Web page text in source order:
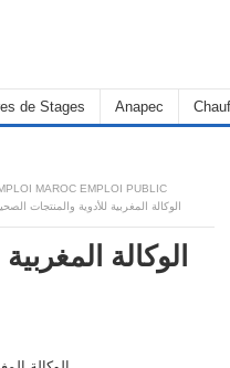
de Stages Anapec
MAROC EMPLOI PUBLIC
الوكالة المغربية للأدوية والمنتجات الصحية : مباريات
الوكالة